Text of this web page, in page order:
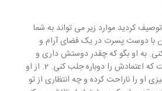
کردید موارد زیر می تواند به شما
سعی کن با دوست پسرت در یک فضای آرام و
به او بگو که چقدر دوستش داری و
چقدر برایت مهم است که اعتمادش را دوباره جلب کنی. 2. از او
او را ناراحت کرده و چه انتظاری از تو